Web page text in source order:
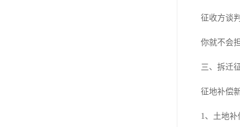
征收方谈
你就不会
三、拆迁
征地补偿
1、土地补